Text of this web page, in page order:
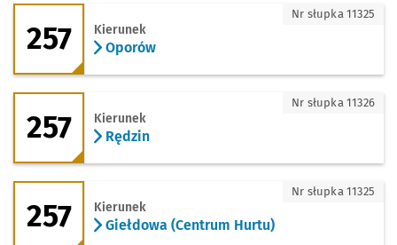
257 - kierunek Oporów
257 Kierunek
Oporów
Nr słupka 11325
257 - kierunek Rędzin
257 Kierunek
Rędzin
Nr słupka 11326
257 - kierunek Giełdowa (Centrum
257 Kierunek
Giełdowa (Centrum Hurtu)
Nr słupka 11325